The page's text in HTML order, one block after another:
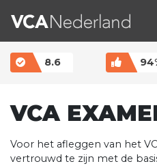
MAIN NAVIGATION
8.6
VCA
Voor het afleggen van het
vertrouwd te zijn met de